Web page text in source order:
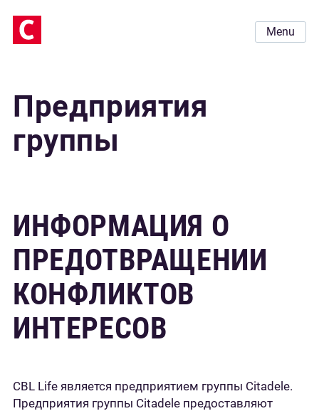
Menu
Предприятия
группы
ИНФОРМАЦИЯ О
ПРЕДОТВРАЩЕНИИ
КОНФЛИКТОВ
ИНТЕРЕСОВ
CBL Life является предприятием группы Citadele.
Предприятия группы Citadele предоставляют